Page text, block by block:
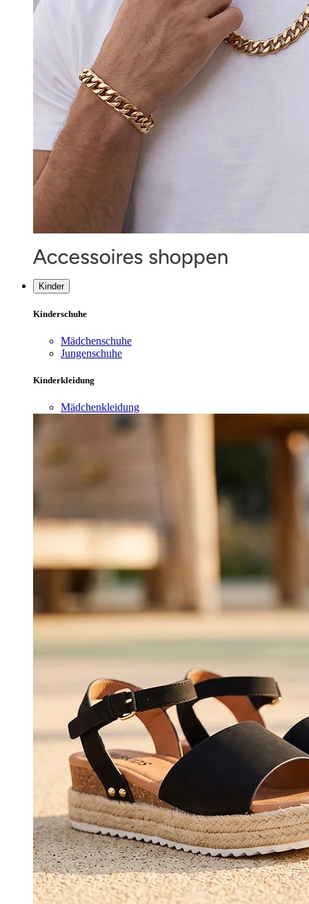
Kinder
Kinderschuhe
Mädchenschuhe
Jungenschuhe
Kinderkleidung
Mädchenkleidung